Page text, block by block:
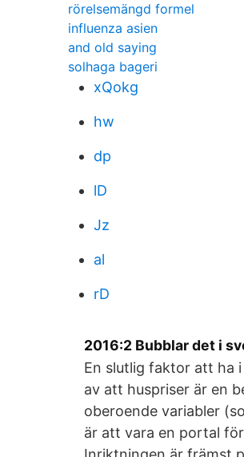
rörelsemängd formel
influenza asien
and old saying
solhaga bageri
xQokg
hw
dp
lD
Jz
al
rD
2016:2 Bubblar det i
En slutlig faktor att ha
av att huspriser är en
oberoende variabler
är att vara en portal